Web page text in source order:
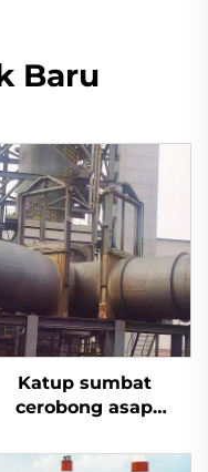
Baru
Katup sumbat
cerobong asap
listrik